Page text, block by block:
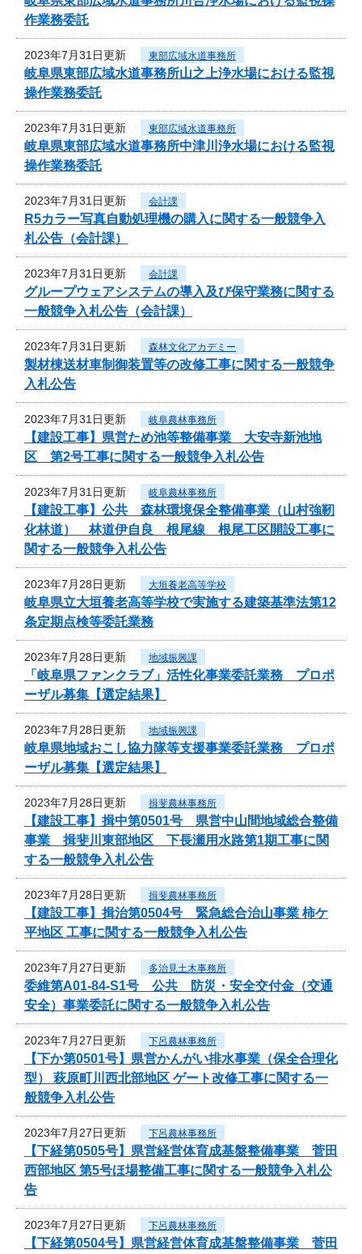
作業務委託
2023年7月31日更新 東部広域水道事務所
岐阜県東部広域水道事務所山之上浄水場における監視
操作業務委託
2023年7月31日更新 東部広域水道事務所
岐阜県東部広域水道事務所中津川浄水場における監視
操作業務委託
2023年7月31日更新 会計課
R5カラー写真自動処理機の購入に関する一般競争入
札公告（会計課）
2023年7月31日更新 会計課
グループウェアシステムの導入及び保守業務に関する
一般競争入札公告（会計課）
2023年7月31日更新 森林文化アカデミー
製材棟送材車制御装置等の改修工事に関する一般競争
入札公告
2023年7月31日更新 岐阜農林事務所
【建設工事】県営ため池等整備事業 大安寺新池地
区 第2号工事に関する一般競争入札公告
2023年7月31日更新 岐阜農林事務所
【建設工事】公共 森林環境保全整備事業（山村強靭
化林道） 林道伊自良 根尾線 根尾工区開設工事に
関する一般競争入札公告
2023年7月28日更新 大垣養老高等学校
岐阜県立大垣養老高等学校で実施する建築基準法第12
条定期点検等委託業務
2023年7月28日更新 地域振興課
「岐阜県ファンクラブ」活性化事業委託業務 プロポ
ーザル募集【選定結果】
2023年7月28日更新 地域振興課
岐阜県地域おこし協力隊等支援事業委託業務 プロポ
ーザル募集【選定結果】
2023年7月28日更新 揖斐農林事務所
【建設工事】揖中第0501号 県営中山間地域総合整備
事業 揖斐川東部地区 下長瀬用水路第1期工事に関
する一般競争入札公告
2023年7月28日更新 揖斐農林事務所
【建設工事】揖治第0504号 緊急総合治山事業 柿ケ
平地区 工事に関する一般競争入札公告
2023年7月27日更新 多治見土木事務所
委維第A01-84-S1号 公共 防災・安全交付金（交通
安全）事業委託に関する一般競争入札公告
2023年7月27日更新 下呂農林事務所
【下か第0501号】県営かんがい排水事業（保全合理化
型） 萩原町川西北部地区 ゲート改修工事に関する一
般競争入札公告
2023年7月27日更新 下呂農林事務所
【下経第0505号】県営経営体育成基盤整備事業 菅田
西部地区 第5号ほ場整備工事に関する一般競争入札公
告
2023年7月27日更新 下呂農林事務所
【下経第0504号】県営経営体育成基盤整備事業 菅田